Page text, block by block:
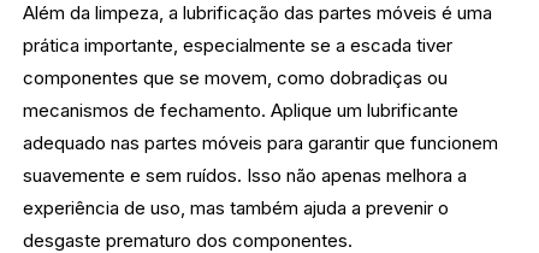
Além da limpeza, a lubrificação das partes móveis é uma
prática importante, especialmente se a escada tiver
componentes que se movem, como dobradiças ou
mecanismos de fechamento. Aplique um lubrificante
adequado nas partes móveis para garantir que funcionem
suavemente e sem ruídos. Isso não apenas melhora a
experiência de uso, mas também ajuda a prevenir o
desgaste prematuro dos componentes.